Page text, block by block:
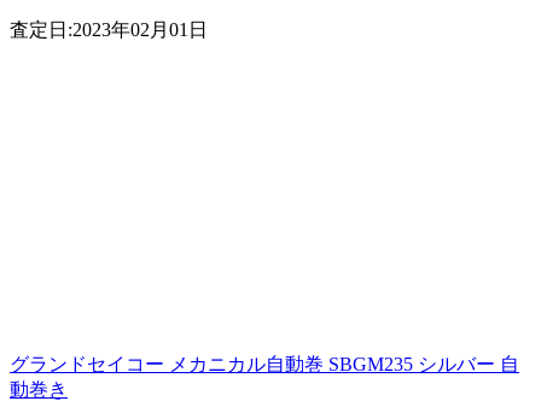
査定日:2023年02月01日
グランドセイコー メカニカル自動巻 SBGM235 シルバー 自
動巻き